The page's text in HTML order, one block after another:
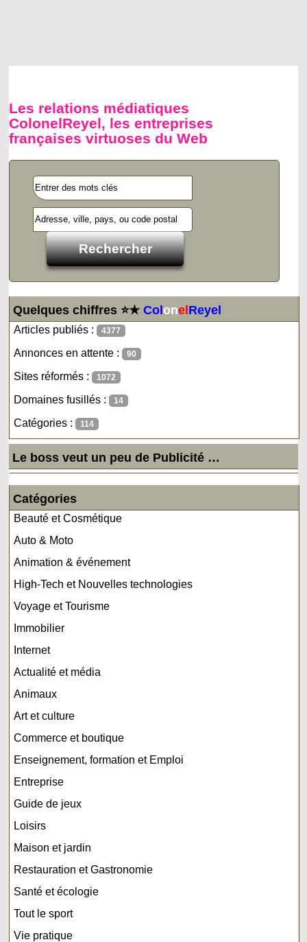
Les relations médiatiques
ColonelReyel, les entreprises
françaises virtuoses du Web
Quelques chiffres ⭐★ColonelReyel
Articles publiés : 4377
Annonces en attente : 90
Sites réformés : 1072
Domaines fusillés : 14
Catégories : 114
Le boss veut un peu de Publicité …
Catégories
Beauté et Cosmétique
Auto & Moto
Animation & événement
High-Tech et Nouvelles technologies
Voyage et Tourisme
Immobilier
Internet
Actualité et média
Animaux
Art et culture
Commerce et boutique
Enseignement, formation et Emploi
Entreprise
Guide de jeux
Loisirs
Maison et jardin
Restauration et Gastronomie
Santé et écologie
Tout le sport
Vie pratique